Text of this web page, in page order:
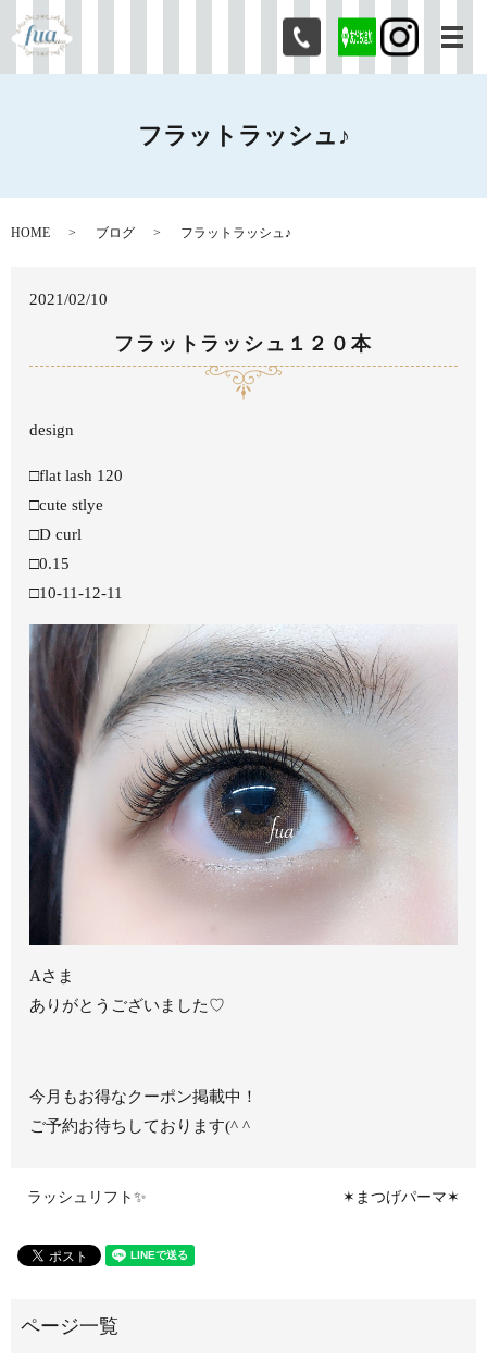
メ
フラットラッシュ♪
HOME ブログ フラットラッシュ♪
2021/02/10
フラットラッシュ１２０本
design
□flat lash 120
□cute stlye
□D curl
□0.15
□10-11-12-11
Aさま
ありがとうございました♡
今月もお得なクーポン掲載中！
ご予約お待ちしております(^ ^
ラッシュリフト✨ ✶まつげパーマ✶